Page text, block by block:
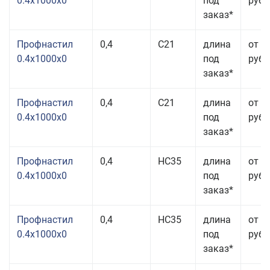
заказ*
Профнастил
0.4x1000x0
0,4 С21
длина
под
заказ*
от
руб.
Профнастил
0.4x1000x0
0,4 С21
длина
под
заказ*
от
руб.
Профнастил
0.4x1000x0
0,4 НС35
длина
под
заказ*
от
руб.
Профнастил
0.4x1000x0
0,4 НС35
длина
под
заказ*
от
руб.